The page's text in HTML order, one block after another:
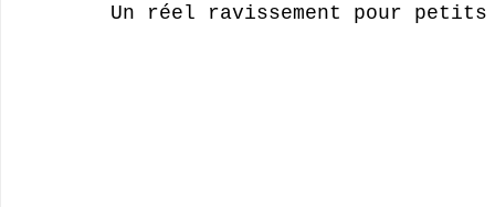
Un réel ravissement pour